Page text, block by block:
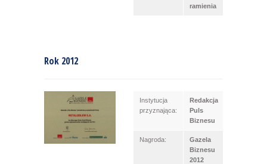
ramienia
Rok 2012
Instytucja
przyznająca:
Redakcja
Puls
Biznesu
Nagroda:
Gazela
Biznesu
2012